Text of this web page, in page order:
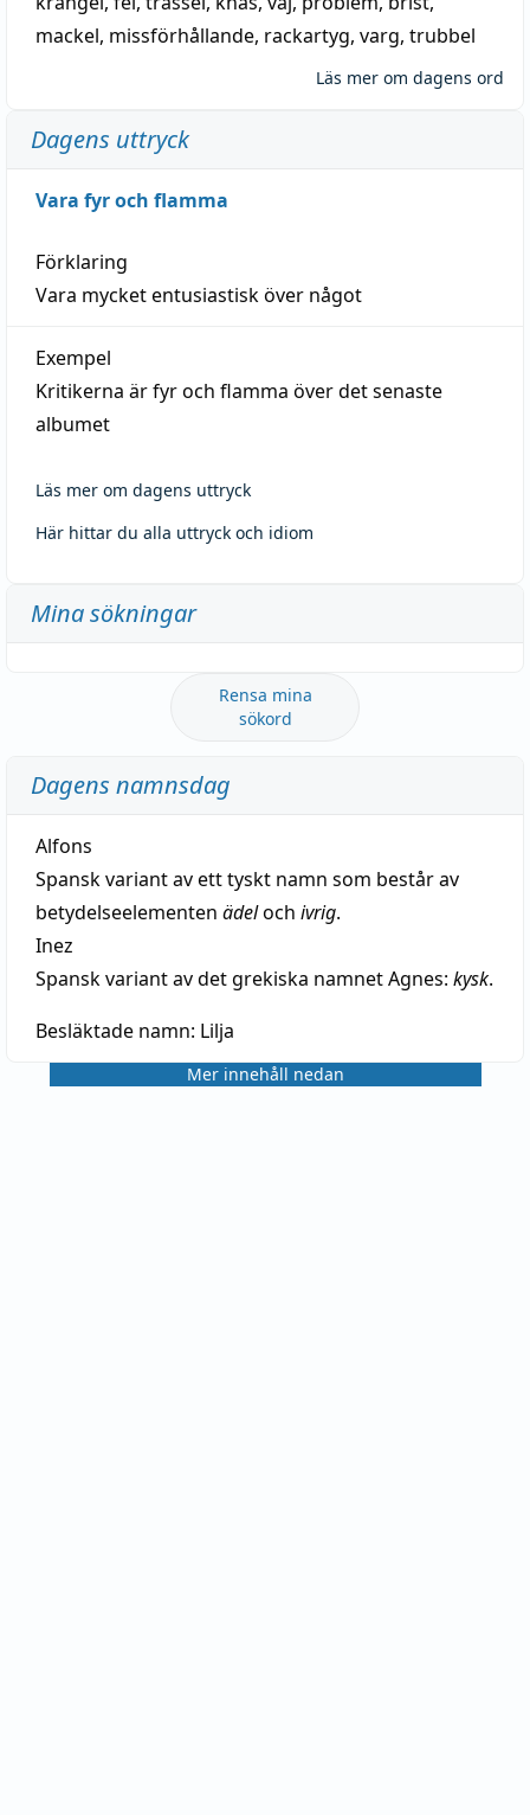
mackel, missförhållande, rackartyg, varg, trubbel
Läs mer om dagens ord
Dagens uttryck
Vara fyr och flamma
Förklaring
Vara mycket entusiastisk över något
Exempel
Kritikerna är fyr och flamma över det senaste
albumet
Läs mer om dagens uttryck
Här hittar du alla uttryck och idiom
Mina sökningar
Rensa mina
sökord
Dagens namnsdag
Alfons
Spansk variant av ett tyskt namn som består av
betydelseelementen ädeloch ivrig.
Inez
Spansk variant av det grekiska namnet Agnes: kysk.
Besläktade namn: Lilja
Mer innehåll nedan